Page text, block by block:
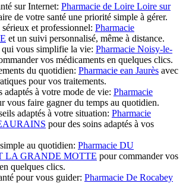
sur Internet: Pharmacie de Loire Loire sur
de votre santé une priorité simple à gérer.
et professionnel: Pharmacie
et un suivi personnalisé, même à distance.
vous simplifie la vie: Pharmacie Noisy-le-
vos médicaments en quelques clics.
du quotidien: Pharmacie ean Jaurès avec
pour vos traitements.
adaptés à votre mode de vie: Pharmacie
vous faire gagner du temps au quotidien.
adaptés à votre situation: Pharmacie
pour des soins adaptés à vos
au quotidien: Pharmacie DU
LA GRANDE MOTTE pour commander vos
quelques clics.
pour vous guider: Pharmacie De Rocabey